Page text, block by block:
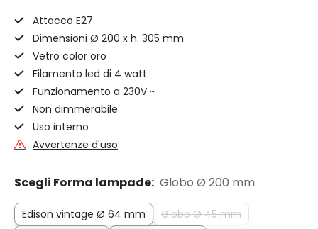
Attacco E27
Dimensioni Ø 200 x h. 305 mm
Vetro color oro
Filamento led di 4 watt
Funzionamento a 230V ~
Non dimmerabile
Uso interno
Avvertenze d'uso
Scegli Forma lampade: Globo Ø 200 mm
Edison vintage Ø 64 mm
Globo Ø 45 mm